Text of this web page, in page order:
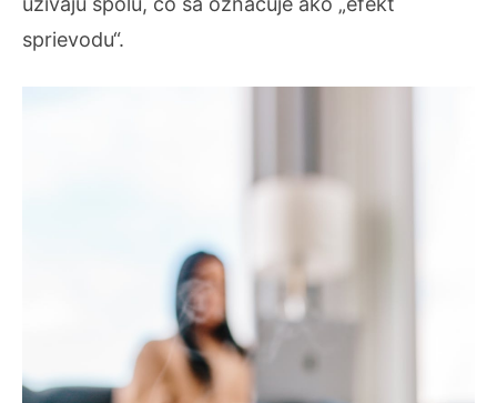
sprievodu“.